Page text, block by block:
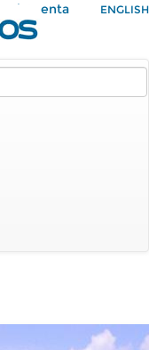
Mi Cuenta ENGLISH